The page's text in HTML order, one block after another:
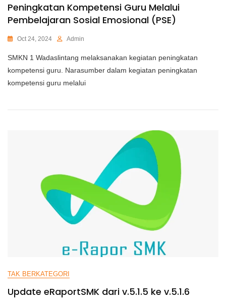
Peningkatan Kompetensi Guru Melalui
Pembelajaran Sosial Emosional (PSE)
Oct 24, 2024 Admin
SMKN 1 Wadaslintang melaksanakan kegiatan peningkatan
kompetensi guru. Narasumber dalam kegiatan peningkatan
kompetensi guru melalui
TAK BERKATEGORI
Update eRaportSMK dari v.5.1.5 ke v.5.1.6